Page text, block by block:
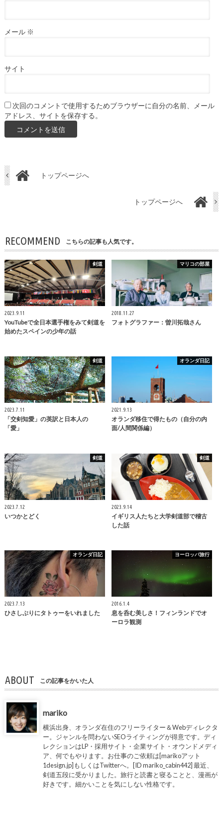
メール ※
サイト
次回のコメントで使用するためブラウザーに自分の名前、メール
アドレス、サイトを保存する。
トップページへ
トップページへ
RECOMMEND こちらの記事も人気です。
剣道
2023.9.11
YouTubeで全日本選手権をみて剣道を
始めたスペインの少年の話
マリコの部屋
2018.11.27
フォトグラファー：曽川拓哉さん
剣道
2023.7.11
「交剣知愛」の英訳と日本人の
「愛」
オランダ日記
2021.9.13
オランダ移住で得たもの（自分の内
面/人間関係編）
剣道
2023.7.12
いつかとどく
剣道
2023.9.14
イギリス人たちと大学剣道部で稽古
した話
オランダ日記
2023.7.13
ひさしぶりにタトゥーをいれました
ヨーロッパ旅行
2016.1.4
息を呑む美しさ！フィンランドでオ
ーロラ観測
ABOUT この記事をかいた人
mariko
横浜出身、オランダ在住のフリーライター＆Webディレクタ
ー。ジャンルを問わないSEOライティングが得意です。ディ
レクションはLP・採用サイト・企業サイト・オウンドメディ
ア、何でもやります。お仕事のご依頼は[marikoアット
1design.jp]もしくはTwitterへ。[ID mariko_cabin442] 最近、
剣道五段に受かりました。旅行と読書と寝ることと、漫画が
好きです。細かいことを気にしない性格です。